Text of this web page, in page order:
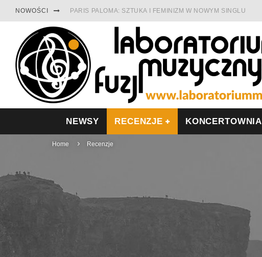
NOWOŚCI PARIS PALOMA: SZTUKA I FEMINIZM W NOWYM SINGLU
TABULA RASA Z SINGLEM DIAMENTY. SAMOTNOŚĆ I OPÓR
CINNAMON GUM MIĘDZY SOULEM A PAMIĘCIĄ
FRANCUSKI PROG METAL WEDŁUG DUALISIS
LESZEK KUŁAKOWSKI NAGRAŁ JAZZFONIĘ O POLSCE
NEWSY RECENZJE KONCERTOWNIA
Home Recenzje